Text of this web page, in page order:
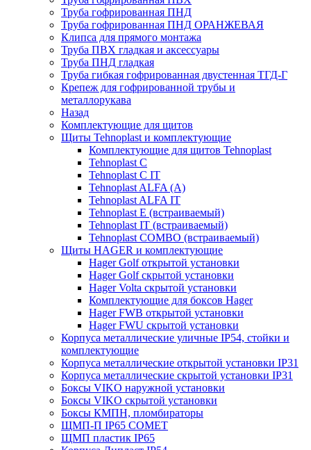
Труба гофрированная ПНД
Труба гофрированная ПНД ОРАНЖЕВАЯ
Клипса для прямого монтажа
Труба ПВХ гладкая и аксессуары
Труба ПНД гладкая
Труба гибкая гофрированная двустенная ТГД-Г
Крепеж для гофрированной трубы и
металлорукава
Назад
Комплектующие для щитов
Щиты Tehnoplast и комплектующие
Комплектующие для щитов Tehnoplast
Tehnoplast C
Tehnoplast C IT
Tehnoplast ALFA (А)
Tehnoplast ALFA IT
Tehnoplast E (встраиваемый)
Tehnoplast IT (встраиваемый)
Tehnoplast COMBO (встраиваемый)
Щиты HAGER и комплектующие
Hager Golf открытой установки
Hager Golf скрытой установки
Hager Volta скрытой установки
Комплектующие для боксов Hager
Hager FWB открытой установки
Hager FWU скрытой установки
Корпуса металлические уличные IP54, стойки и
комплектующие
Корпуса металлические открытой установки IP31
Корпуса металлические скрытой установки IP31
Боксы VIKO наружной установки
Боксы VIKO скрытой установки
Боксы КМПН, пломбираторы
ЩМП-П IP65 COMET
ЩМП пластик IP65